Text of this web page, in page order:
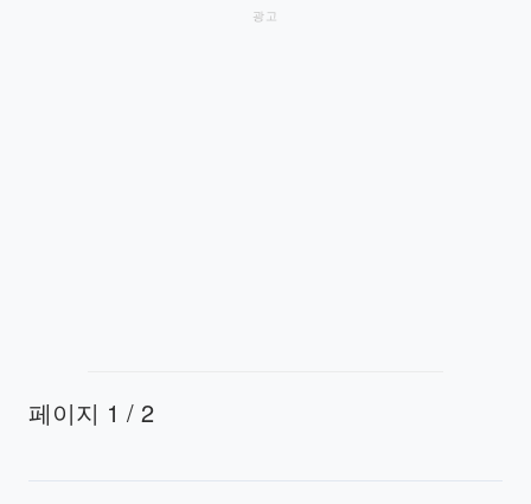
광고
페이지 1 / 2